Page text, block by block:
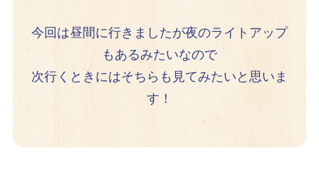
今回は昼間に行きましたが夜のライトアップ
もあるみたいなので
次行くときにはそちらも見てみたいと思いま
す！